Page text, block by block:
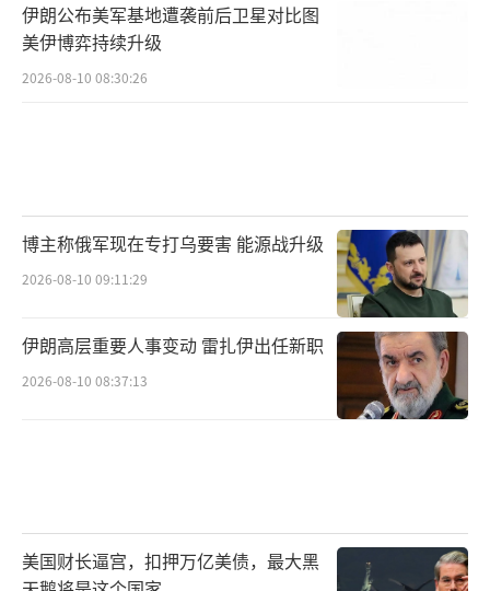
伊朗公布美军基地遭袭前后卫星对比图
美伊博弈持续升级
2026-08-10 08:30:26
博主称俄军现在专打乌要害 能源战升级
2026-08-10 09:11:29
伊朗高层重要人事变动 雷扎伊出任新职
2026-08-10 08:37:13
美国财长逼宫，扣押万亿美债，最大黑